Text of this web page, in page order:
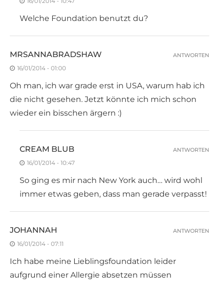
Welche Foundation benutzt du?
MRSANNABRADSHAW
16/01/2014 - 01:00
Oh man, ich war grade erst in USA, warum hab ich
die nicht gesehen. Jetzt könnte ich mich schon
wieder ein bisschen ärgern :)
ANTWORTEN
CREAM BLUB
16/01/2014 - 10:47
So ging es mir nach New York auch… wird wohl
immer etwas geben, dass man gerade verpasst!
ANTWORTEN
JOHANNAH
16/01/2014 - 07:11
Ich habe meine Lieblingsfoundation leider
aufgrund einer Allergie absetzen müssen
ANTWORTEN